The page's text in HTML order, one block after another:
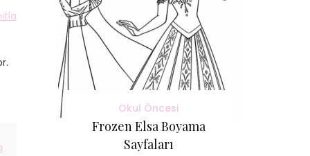
Okul Öncesi
Frozen Elsa Boyama
Sayfaları